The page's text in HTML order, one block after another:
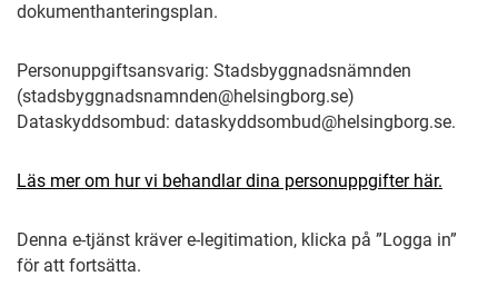
dokumenthanteringsplan.
Personuppgiftsansvarig: Stadsbyggnadsnämnden
(stadsbyggnadsnamnden@helsingborg.se)
Dataskyddsombud: dataskyddsombud@helsingborg.se.
Läs mer om hur vi behandlar dina personuppgifter här.
Denna e-tjänst kräver e-legitimation, klicka på ”Logga in”
för att fortsätta.